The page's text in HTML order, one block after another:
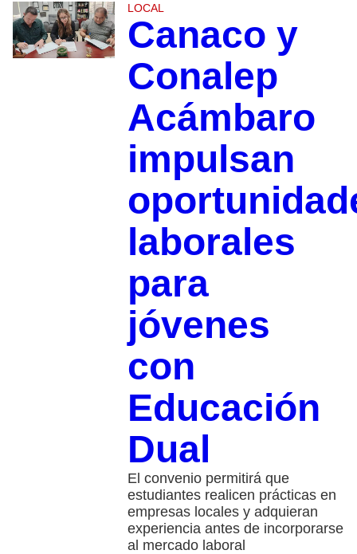
LOCAL
Canaco y
Conalep
Acámbaro
impulsan
laborales
para
jóvenes
con
Educación
Dual
El convenio permitirá que
estudiantes realicen prácticas en
empresas locales y adquieran
experiencia antes de incorporarse
al mercado laboral